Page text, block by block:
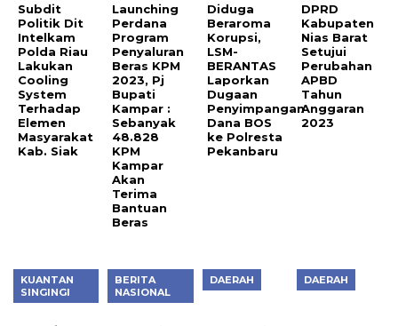
Subdit
Politik Dit
Intelkam
Polda Riau
Lakukan
Cooling
System
Terhadap
Elemen
Masyarakat
Kab. Siak
Penyaluran
Beras KPM
2023, Pj
Bupati
Kampar :
Sebanyak
48.828
KPM
Kampar
Akan
Terima
Bantuan
Beras
Diduga
Beraroma
Korupsi,
LSM-
BERANTAS
Laporkan
Dugaan
Penyimpangan
Dana BOS
ke Polresta
Pekanbaru
Setujui
Perubahan
APBD
Tahun
Anggaran
2023
DPRD
Kuansing
Periode
Pasar
Kasikan,
Pemda
Nasionalisme
dan
Publik
Pelayanan